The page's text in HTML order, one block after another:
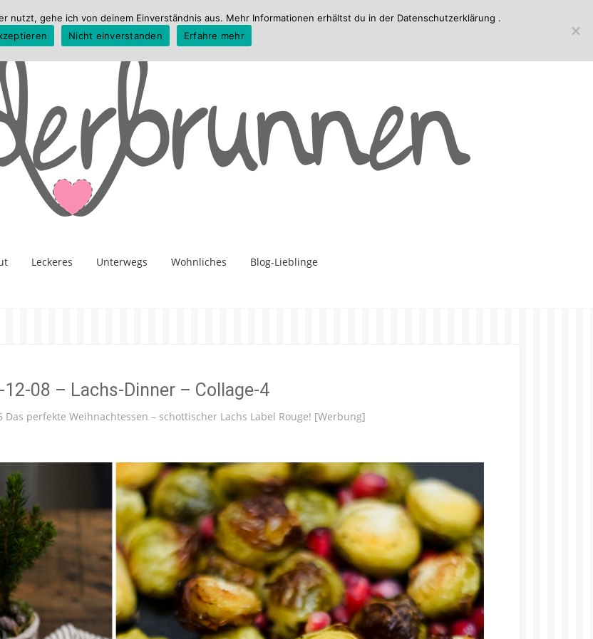
Leckeres Unterwegs Wohnliches Blog-Lieblinge
12-08 – Lachs-Dinner – Collage-4
Das perfekte Weihnachtessen – schottischer Lachs Label Rouge! [Werbung]
nutzt, gehe ich von deinem Einverständnis aus. Mehr Informationen erhältst du in der Datenschutzerklärung .
Nicht einverstanden Erfahre mehr